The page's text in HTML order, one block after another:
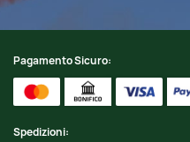
Pagamento Sicuro:
Spedizioni: